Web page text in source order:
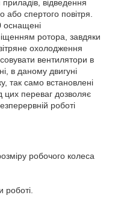
відведення
спертого повітря.
оснащені
ротора, завдяки
охолодження
вентилятори в
в даному двигуні
так само встановлені
цих переваг дозволяє
роботі
робочого колеса